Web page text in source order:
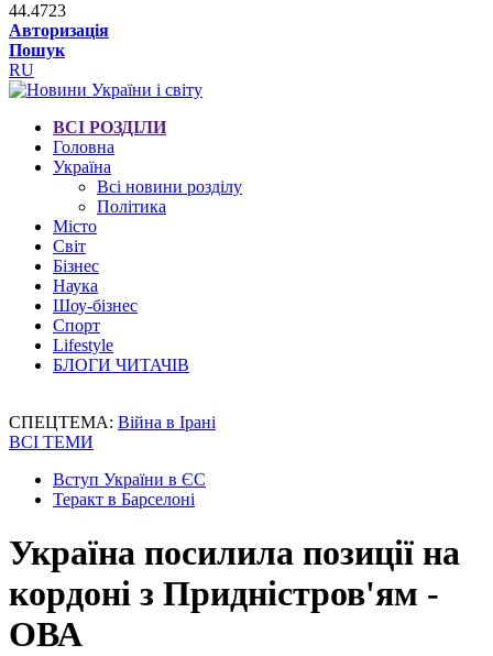
44.4723
Авторизація
Пошук
RU
ВСІ РОЗДІЛИ
Головна
Україна
Всі новини розділу
Політика
Місто
Світ
Бізнес
Наука
Шоу-бізнес
Спорт
Lifestyle
БЛОГИ ЧИТАЧІВ
СПЕЦТЕМА: Війна в Ірані
ВСІ ТЕМИ
Вступ України в ЄС
Теракт в Барселоні
Україна посилила позиції на
кордоні з Придністров'ям -
ОВА